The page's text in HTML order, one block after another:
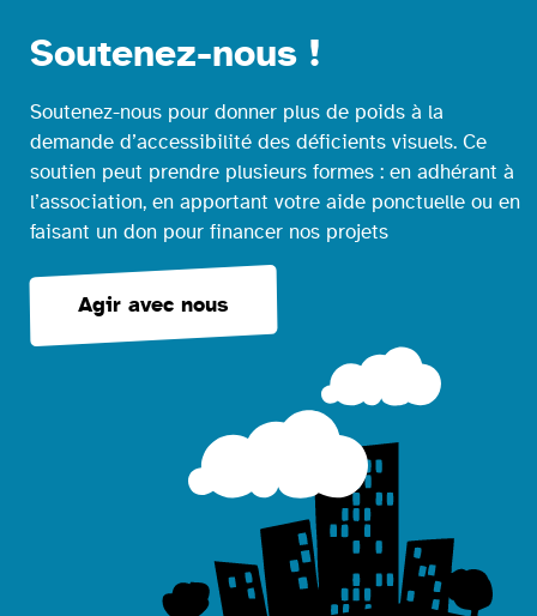
Soutenez-nous !
Soutenez-nous pour donner plus de poids à la
demande d’accessibilité des déficients visuels. Ce
soutien peut prendre plusieurs formes : en adhérant à
l’association, en apportant votre aide ponctuelle ou en
faisant un don pour financer nos projets
Agir avec nous